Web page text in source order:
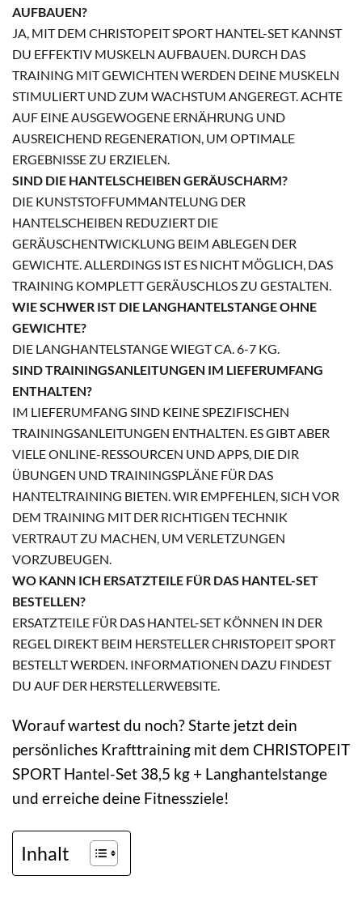
AUFBAUEN?
JA, MIT DEM CHRISTOPEIT SPORT HANTEL-SET KANNST
DU EFFEKTIV MUSKELN AUFBAUEN. DURCH DAS
TRAINING MIT GEWICHTEN WERDEN DEINE MUSKELN
STIMULIERT UND ZUM WACHSTUM ANGEREGT. ACHTE
AUF EINE AUSGEWOGENE ERNÄHRUNG UND
AUSREICHEND REGENERATION, UM OPTIMALE
ERGEBNISSE ZU ERZIELEN.
SIND DIE HANTELSCHEIBEN GERÄUSCHARM?
DIE KUNSTSTOFFUMMANTELUNG DER
HANTELSCHEIBEN REDUZIERT DIE
GERÄUSCHENTWICKLUNG BEIM ABLEGEN DER
GEWICHTE. ALLERDINGS IST ES NICHT MÖGLICH, DAS
TRAINING KOMPLETT GERÄUSCHLOS ZU GESTALTEN.
WIE SCHWER IST DIE LANGHANTELSTANGE OHNE
GEWICHTE?
DIE LANGHANTELSTANGE WIEGT CA. 6-7 KG.
SIND TRAININGSANLEITUNGEN IM LIEFERUMFANG
ENTHALTEN?
IM LIEFERUMFANG SIND KEINE SPEZIFISCHEN
TRAININGSANLEITUNGEN ENTHALTEN. ES GIBT ABER
VIELE ONLINE-RESSOURCEN UND APPS, DIE DIR
ÜBUNGEN UND TRAININGSPLÄNE FÜR DAS
HANTELTRAINING BIETEN. WIR EMPFEHLEN, SICH VOR
DEM TRAINING MIT DER RICHTIGEN TECHNIK
VERTRAUT ZU MACHEN, UM VERLETZUNGEN
VORZUBEUGEN.
WO KANN ICH ERSATZTEILE FÜR DAS HANTEL-SET
BESTELLEN?
ERSATZTEILE FÜR DAS HANTEL-SET KÖNNEN IN DER
REGEL DIREKT BEIM HERSTELLER CHRISTOPEIT SPORT
BESTELLT WERDEN. INFORMATIONEN DAZU FINDEST
DU AUF DER HERSTELLERWEBSITE.
Worauf wartest du noch? Starte jetzt dein
persönliches Krafttraining mit dem CHRISTOPEIT
SPORT Hantel-Set 38,5 kg + Langhantelstange
und erreiche deine Fitnessziele!
Inhalt